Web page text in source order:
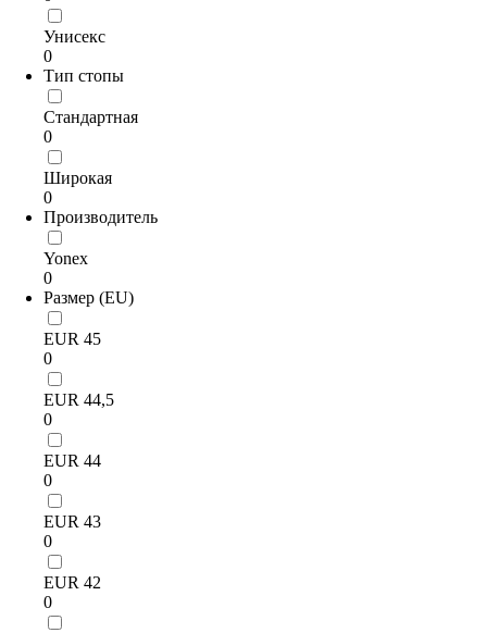
Унисекс
0
Тип стопы
Стандартная
0
Широкая
0
Производитель
Yonex
0
Размер (EU)
EUR 45
0
EUR 44,5
0
EUR 44
0
EUR 43
0
EUR 42
0